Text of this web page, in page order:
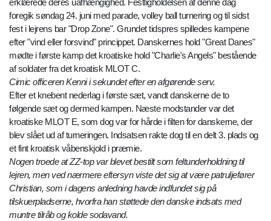
erklærede deres uafhængighed. Festligholdelsen af denne dag
foregik søndag 24. juni med parade, volley ball turnering og til sidst
fest i lejrens bar "Drop Zone". Grundet tidspres spilledes kampene
efter "vind eller forsvind" princippet. Danskernes hold "Great Danes"
mødte i første kamp det kroatiske hold "Charlie's Angels" bestående
af soldater fra det kroatisk MLOT C.
Cimic officeren Kenni i sekundet efter en afgørende serv.
Efter et knebent nederlag i første sæt, vandt danskerne de to
følgende sæt og dermed kampen. Næste modstander var det
kroatiske MLOT E, som dog var for hårde i filten for danskerne, der
blev slået ud af turneringen. Indsatsen rakte dog til en delt 3. plads og
et fint kroatisk våbenskjold i præmie.
Nogen troede at ZZ-top var blevet bestilt som feltunderholdning til
lejren, men ved nærmere eftersyn viste det sig at være patruljefører
Christian, som i dagens anledning havde indfundet sig på
tilskuerpladserne, hvorfra han støttede den danske indsats med
muntre tilråb og kolde sodavand.